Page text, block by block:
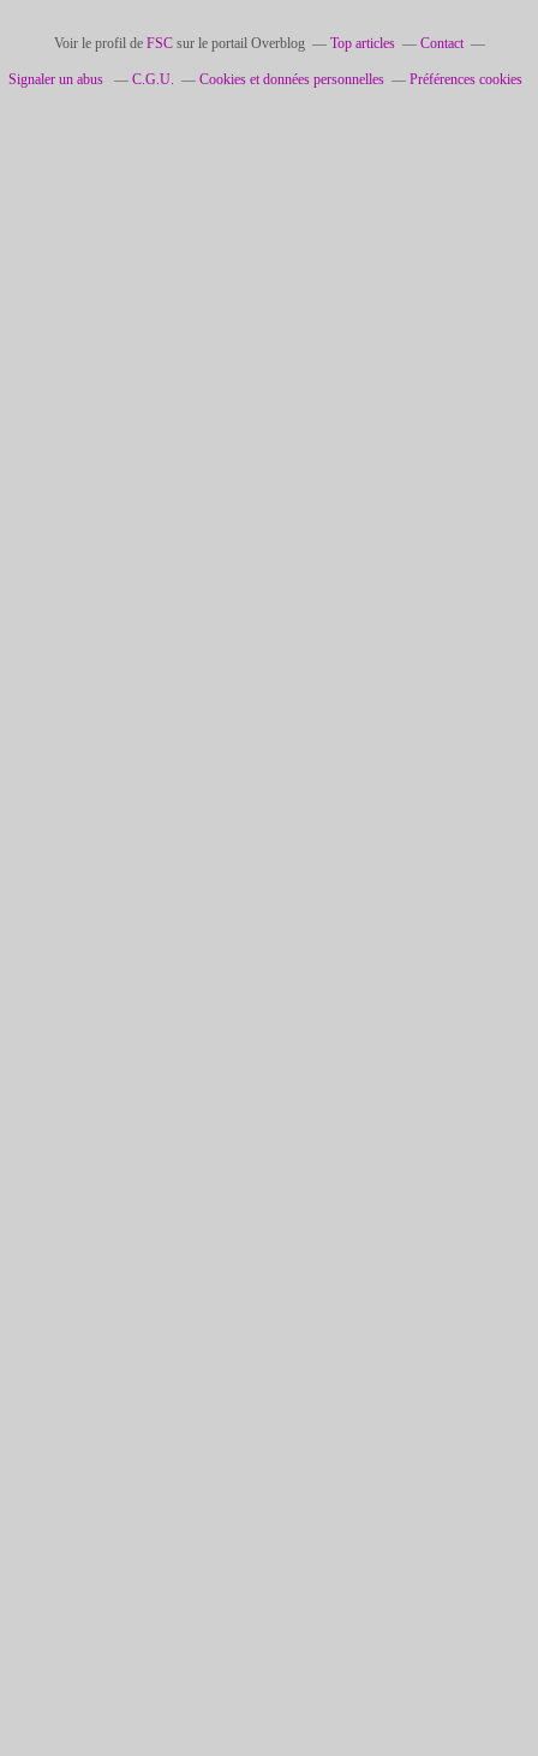
Voir le profil de FSCsur le portail Overblog Top articles Contact
Signaler un abus C.G.U. Cookies et données personnelles Préférences cookies